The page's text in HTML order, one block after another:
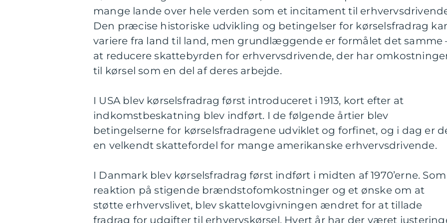
mange lande over hele verden som et incitament til
Den præcise historiske udvikling og betingelser for kørselsfradrag
variere fra land til land, men grundlæggende er formålet det samme
at reducere skattebyrden for erhvervsdrivende, der har
til kørsel som en del af deres arbejde.
I USA blev kørselsfradrag først introduceret i 1913, kort efter at
indkomstbeskatning blev indført. I de følgende årtier blev
betingelserne for kørselsfradragene udviklet og forfinet, og i dag er
en velkendt skattefordel for mange amerikanske erhvervsdrivende.
I Danmark blev kørselsfradrag først indført i midten af 1970’erne. Som
reaktion på stigende brændstofomkostninger og et ønske om at
støtte erhvervslivet, blev skattelovgivningen ændret for at tillade
fradrag for udgifter til erhvervskørsel. Hvert år har der været